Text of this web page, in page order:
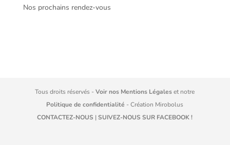
Nos prochains rendez-vous
Tous droits réservés -Voir nos Mentions Légaleset notre
Politique de confidentialité - Création Mirobolus
CONTACTEZ-NOUS |SUIVEZ-NOUS SUR FACEBOOK !